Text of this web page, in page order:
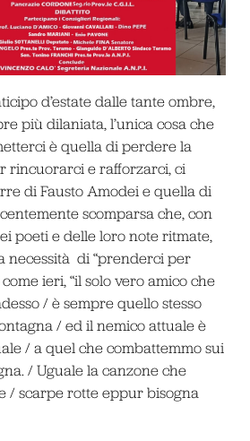
d’estate dalle tante ombre,
più dilaniata, l’unica cosa che
è quella di perdere la
rincuorarci e rafforzarci, ci
di Fausto Amodei e quella di
scomparsa che, con
poeti e delle loro note ritmate,
necessità di “prenderci per
ieri, “il solo vero amico che
/ è sempre quello stesso
/ ed il nemico attuale è
/ a quel che combattemmo sui
/ Uguale la canzone che
/ scarpe rotte eppur bisogna